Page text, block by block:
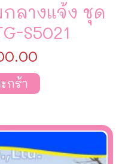
ลางแจ้ง ชุด
S5021
กร้า